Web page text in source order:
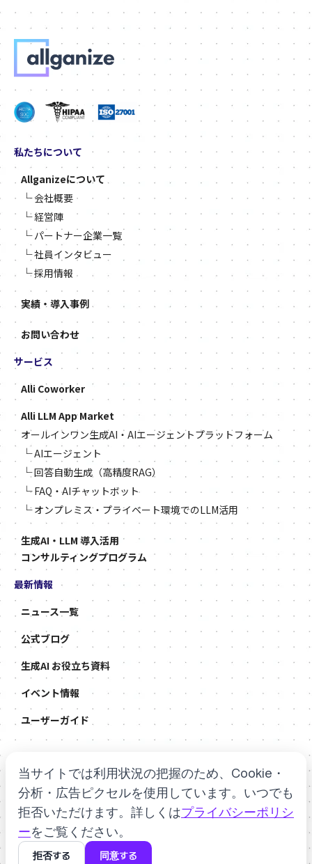
私たちについて
Allganizeについて
└ 会社概要
└経営陣
└ パートナー企業一覧
└社員インタビュー
└採用情報
実績・導入事例
お問い合わせ
サービス
Alli Coworker
Alli LLM App Market
オールインワン生成AI・AIエージェントプラットフォーム
└AIエージェント
└回答自動生成（高精度RAG）
└ FAQ・AIチャットボット
└ オンプレミス・プライベート環境でのLLM活用
生成AI・LLM 導入活用
コンサルティングプログラム
最新情報
ニュース一覧
公式ブログ
生成AI お役立ち資料
イベント情報
ユーザーガイド
弊社を騙る不審DM等に関する注意喚起のお知らせ
弊社SNSなりすましアカウントに関する注意喚起のお知らせ
利用規約
プライバシーポリシー
Copyright © 2026. All Rights Reserved by Allganize Inc.
当サイトでは利用状況の把握のため、Cookie・
分析・広告ピクセルを使用しています。いつでも
拒否いただけます。詳しくはプライバシーポリシ
ーをご覧ください。
拒否する 同意する